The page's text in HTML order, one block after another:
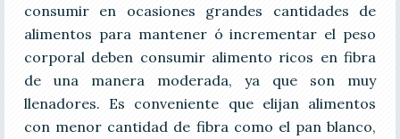
consumir en ocasiones grandes cantidades de
alimentos para mantener ó incrementar el peso
corporal deben consumir alimento ricos en fibra
de una manera moderada, ya que son muy
llenadores. Es conveniente que elijan alimentos
con menor cantidad de fibra como el pan blanco,